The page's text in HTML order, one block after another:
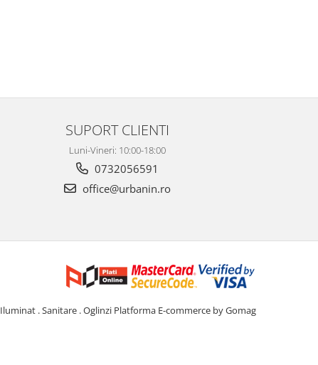
SUPORT CLIENTI
Luni-Vineri: 10:00-18:00
0732056591
office@urbanin.ro
Iluminat . Sanitare . Oglinzi Platforma E-commerce by Gomag